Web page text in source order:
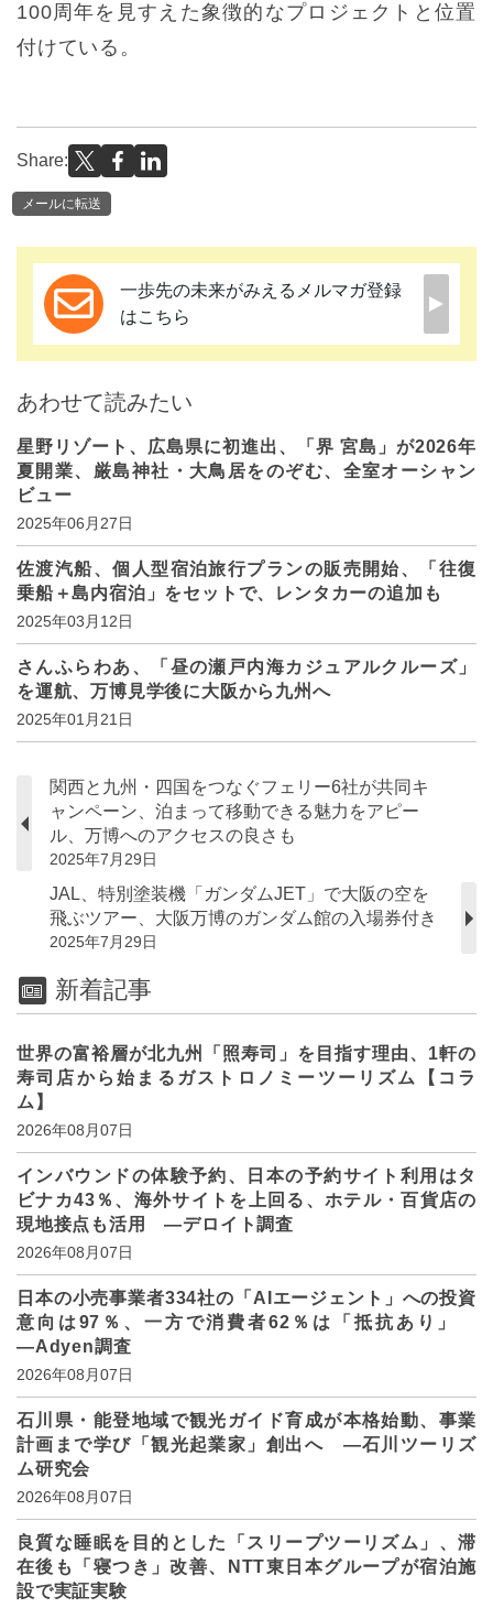
100周年を見すえた象徴的なプロジェクトと位置
付けている。
Share:
メールに転送
一歩先の未来がみえるメルマガ登録
はこちら
あわせて読みたい
星野リゾート、広島県に初進出、「界 宮島」が2026年
夏開業、厳島神社・大鳥居をのぞむ、全室オーシャン
ビュー
2025年06月27日
佐渡汽船、個人型宿泊旅行プランの販売開始、「往復
乗船＋島内宿泊」をセットで、レンタカーの追加も
2025年03月12日
さんふらわあ、「昼の瀬戸内海カジュアルクルーズ」
を運航、万博見学後に大阪から九州へ
2025年01月21日
関西と九州・四国をつなぐフェリー6社が共同キ
ャンペーン、泊まって移動できる魅力をアピー
ル、万博へのアクセスの良さも
2025年7月29日
JAL、特別塗装機「ガンダムJET」で大阪の空を
飛ぶツアー、大阪万博のガンダム館の入場券付き
2025年7月29日
新着記事
世界の富裕層が北九州「照寿司」を目指す理由、1軒の
寿司店から始まるガストロノミーツーリズム【コラ
ム】
2026年08月07日
インバウンドの体験予約、日本の予約サイト利用はタ
ビナカ43％、海外サイトを上回る、ホテル・百貨店の
現地接点も活用 ―デロイト調査
2026年08月07日
日本の小売事業者334社の「AIエージェント」への投資
意向は97％、一方で消費者62％は「抵抗あり」
―Adyen調査
2026年08月07日
石川県・能登地域で観光ガイド育成が本格始動、事業
計画まで学び「観光起業家」創出へ ―石川ツーリズ
ム研究会
2026年08月07日
良質な睡眠を目的とした「スリープツーリズム」、滞
在後も「寝つき」改善、NTT東日本グループが宿泊施
設で実証実験